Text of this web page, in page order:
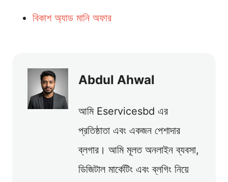
বিকাশ অ্যাড মানি অফার
Abdul Ahwal
আমি Eservicesbd এর
প্রতিষ্ঠাতা এবং একজন পেশাদার
ব্লগার। আমি মূলত অনলাইন ব্যবসা,
ডিজিটাল মার্কেটিং এবং ব্লগিং নিয়ে